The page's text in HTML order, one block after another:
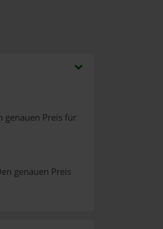
genauen Preis für
genauen Preis